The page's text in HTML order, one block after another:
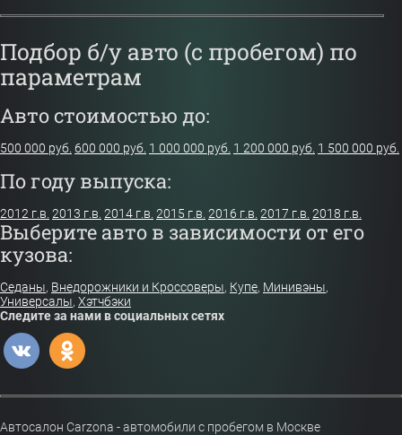
Подбор б/у авто (с пробегом) по
параметрам
Авто стоимостью до:
500 000 руб. 600 000 руб. 1 000 000 руб. 1 200 000 руб. 1 500 000 руб.
По году выпуска:
2012 г.в. 2013 г.в. 2014 г.в. 2015 г.в. 2016 г.в. 2017 г.в. 2018 г.в.
Выберите авто в зависимости от его
кузова:
Седаны, Внедорожники и Кроссоверы, Купе, Минивэны,
Универсалы, Хэтчбэки
Следите за нами в социальных сетях
Автосалон Carzona - автомобили с пробегом в Москве